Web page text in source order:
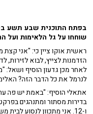
שוחחו על גל הלאימות ועל
ראשית אוקו ציין כי: "אני
הזדמנות לצייץ, לבוא
לאחר מכן גדעון הוסיף
לנרמל את כל הדבר הזה?
אתאלי הוסיף: "באמת יש פה
ו-12. אני מתכוון לנסוע